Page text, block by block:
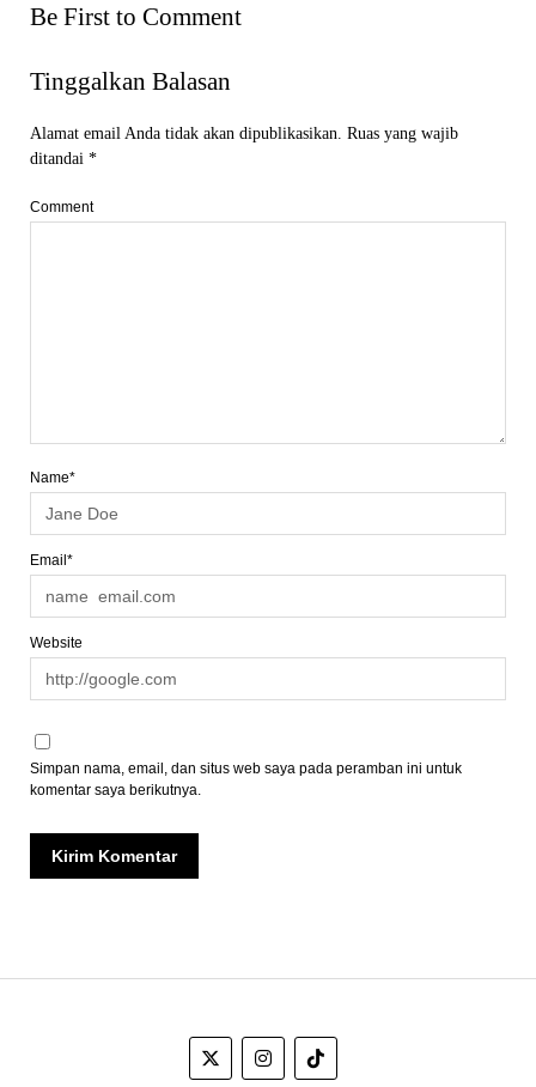
Be First to Comment
Tinggalkan Balasan
Alamat email Anda tidak akan dipublikasikan. Ruas yang wajib
ditandai *
Comment
Name*
Email*
Website
Simpan nama, email, dan situs web saya pada peramban ini untuk
komentar saya berikutnya.